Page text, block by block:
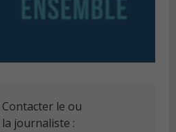
Contacter le ou
la journaliste :